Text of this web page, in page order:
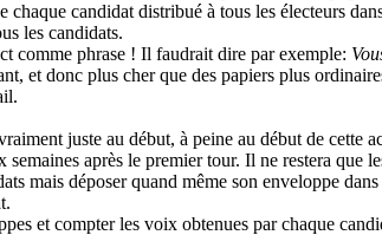
chaque candidat distribué à tous les électeurs
les candidats.
comme phrase ! Il faudrait dire par exemple:
et donc plus cher que des papiers plus
juste au début, à peine au début de cette
après le premier tour. Il ne restera que
mais déposer quand même son enveloppe
et compter les voix obtenues par chaque